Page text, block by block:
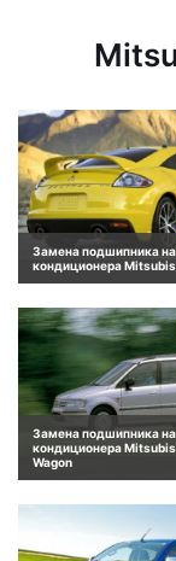
Замена подшипника
кондиционера
Замена подшипника
кондиционера
Wagon